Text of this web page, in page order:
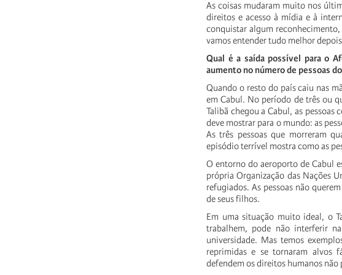
As coisas mudaram muito nos
direitos e acesso à mídia e à
conquistar algum
vamos entender tudo melhor
Qual é a saída possível para o
aumento no número de pessoas
Quando o resto do país caiu nas
em Cabul. No período de três ou
Talibã chegou a Cabul, as pessoas
deve mostrar para o mundo: as
As três pessoas que morreram
episódio terrível mostra como as
O entorno do aeroporto de Cabul
própria Organização das Nações
refugiados. As pessoas não
de seus filhos.
Em uma situação muito ideal, o
trabalhem, pode não interferir
universidade. Mas temos
reprimidas e se tornaram alvos
defendem os direitos humanos não